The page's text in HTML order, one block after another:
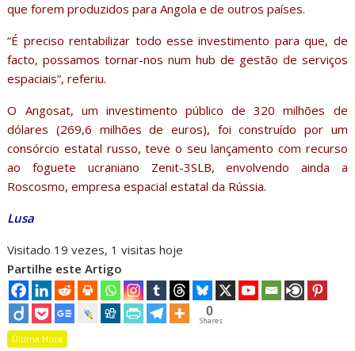
que forem produzidos para Angola e de outros países.
“É preciso rentabilizar todo esse investimento para que, de
facto, possamos tornar-nos num hub de gestão de serviços
espaciais”, referiu.
O Angosat, um investimento público de 320 milhões de
dólares (269,6 milhões de euros), foi construído por um
consórcio estatal russo, teve o seu lançamento com recurso
ao foguete ucraniano Zenit-3SLB, envolvendo ainda a
Roscosmo, empresa espacial estatal da Rússia.
Lusa
Visitado 19 vezes, 1 visitas hoje
Partilhe este Artigo
0
Shares
Última Hora